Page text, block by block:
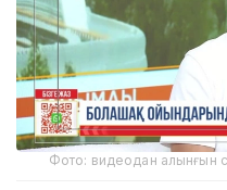
Фото: видеодан алынғын